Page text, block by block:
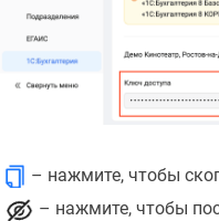
– нажмите, чтобы
– нажмите, чтобы